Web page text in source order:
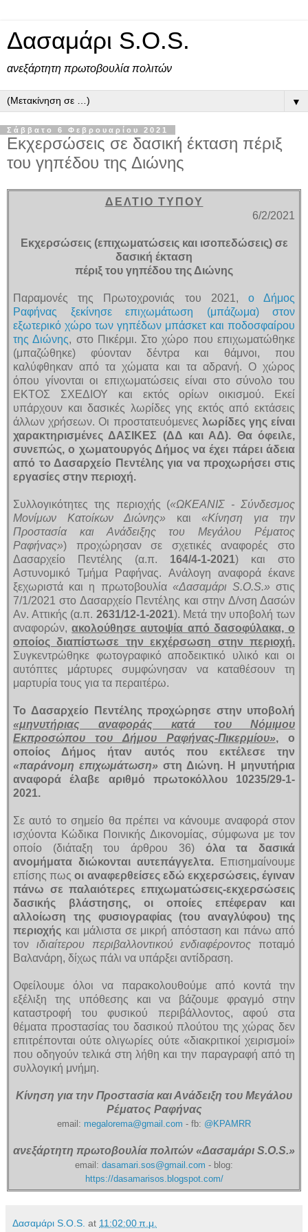
Δασαμάρι S.O.S.
ανεξάρτητη πρωτοβουλία πολιτών
▼
Σάββατο 6 Φεβρουαρίου 2021
Εκχερσώσεις σε δασική έκταση πέριξ
του γηπέδου της Διώνης
ΔΕΛΤΙΟ ΤΥΠΟΥ
6/2/2021
Εκχερσώσεις (επιχωματώσεις και ισοπεδώσεις) σε
δασική έκταση
πέριξ του γηπέδου της Διώνης
Παραμονές της Πρωτοχρονιάς του 2021, ο Δήμος
Ραφήνας ξεκίνησε επιχωμάτωση (μπάζωμα) στον
εξωτερικό χώρο των γηπέδων μπάσκετ και ποδοσφαίρου
της Διώνης, στο Πικέρμι. Στο χώρο που επιχωματώθηκε
(μπαζώθηκε) φύονταν δέντρα και θάμνοι, που
καλύφθηκαν από τα χώματα και τα αδρανή. O χώρος
όπου γίνονται οι επιχωματώσεις είναι στο σύνολο του
ΕΚΤΟΣ ΣΧΕΔΙΟΥ και εκτός ορίων οικισμού. Εκεί
υπάρχουν και δασικές λωρίδες γης εκτός από εκτάσεις
άλλων χρήσεων. Οι προστατευόμενες λωρίδες γης είναι
χαρακτηρισμένες ΔΑΣΙΚΕΣ (ΔΔ και ΑΔ). Θα όφειλε,
συνεπώς, ο χωματουργός Δήμος να έχει πάρει άδεια
από το Δασαρχείο Πεντέλης για να προχωρήσει στις
εργασίες στην περιοχή.
Συλλογικότητες της περιοχής («ΩΚΕΑΝΙΣ - Σύνδεσμος
Μονίμων Κατοίκων Διώνης»και«Κίνηση για την
Προστασία και Ανάδειξης του Μεγάλου Ρέματος
Ραφήνας») προχώρησαν σε σχετικές αναφορές στο
Δασαρχείο Πεντέλης (α.π. 164/4-1-2021) και στο
Αστυνομικό Τμήμα Ραφήνας. Ανάλογη αναφορά έκανε
ξεχωριστά και η πρωτοβουλία «Δασαμάρι S.O.S.»στις
7/1/2021 στο Δασαρχείο Πεντέλης και στην Δ/νση Δασών
Αν. Αττικής (α.π. 2631/12-1-2021). Μετά την υποβολή των
αναφορών,ακολούθησε αυτοψία από δασοφύλακα, ο
οποίος διαπίστωσε την εκχέρσωση στην περιοχή.
Συγκεντρώθηκε φωτογραφικό αποδεικτικό υλικό και οι
αυτόπτες μάρτυρες συμφώνησαν να καταθέσουν τη
μαρτυρία τους για τα περαιτέρω.
To Δασαρχείο Πεντέλης προχώρησε στην υποβολή
«μηνυτήριας αναφοράς κατά του Νόμιμου
Εκπροσώπου του Δήμου Ραφήνας-Πικερμίου», ο
οποίος Δήμος ήταν αυτός που εκτέλεσε την
«παράνομη επιχωμάτωση» στη Διώνη. Η μηνυτήρια
αναφορά έλαβε αριθμό πρωτοκόλλου 10235/29-1-
2021.
Σε αυτό το σημείο θα πρέπει να κάνουμε αναφορά στον
ισχύοντα Κώδικα Ποινικής Δικονομίας, σύμφωνα με τον
οποίο (διάταξη του άρθρου 36) όλα τα δασικά
ανομήματα διώκονται αυτεπάγγελτα. Επισημαίνουμε
επίσης πωςοι αναφερθείσες εδώ εκχερσώσεις, έγιναν
πάνω σε παλαιότερες επιχωματώσεις-εκχερσώσεις
δασικής βλάστησης, οι οποίες επέφεραν και
αλλοίωση της φυσιογραφίας (του αναγλύφου) της
περιοχής και μάλιστα σε μικρή απόσταση και πάνω από
τον ιδιαίτερου περιβαλλοντικού ενδιαφέροντος ποταμό
Βαλανάρη, δίχως πάλι να υπάρξει αντίδραση.
Οφείλουμε όλοι να παρακολουθούμε από κοντά την
εξέλιξη της υπόθεσης και να βάζουμε φραγμό στην
καταστροφή του φυσικού περιβάλλοντος, αφού στα
θέματα προστασίας του δασικού πλούτου της χώρας δεν
επιτρέπονται ούτε ολιγωρίες ούτε «διακριτικοί χειρισμοί»
που οδηγούν τελικά στη λήθη και την παραγραφή από τη
συλλογική μνήμη.
Κίνηση για την Προστασία και Ανάδειξη του Μεγάλου
Ρέματος Ραφήνας
email: megalorema@gmail.com - fb: @KPAMRR
ανεξάρτητη πρωτοβουλία πολιτών «Δασαμάρι S.O.S.»
email: dasamari.sos@gmail.com - blog:
https://dasamarisos.blogspot.com/
Δασαμάρι S.O.S. at 11:02:00 π.μ.